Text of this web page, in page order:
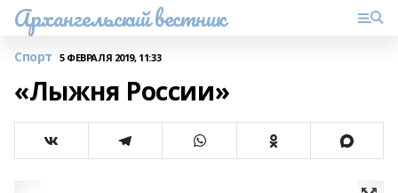
Архангельский вестник
Спорт 5 ФЕВРАЛЯ 2019, 11:33
«Лыжня России»